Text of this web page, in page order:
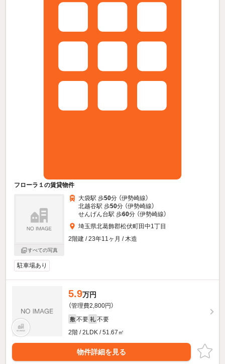
フローラ１の賃貸物件
すべての写真
大袋駅 歩50分 （伊勢崎線）
北越谷駅 歩50分 （伊勢崎線）
せんげん台駅 歩60分 （伊勢崎線）
埼玉県北葛飾郡松伏町田中1丁目
2階建 / 23年11ヶ月 / 木造
駐車場あり
5.9万円
（管理費2,800円）
敷 不要 礼 不要
2階 / 2LDK / 51.67㎡
物件詳細を見る